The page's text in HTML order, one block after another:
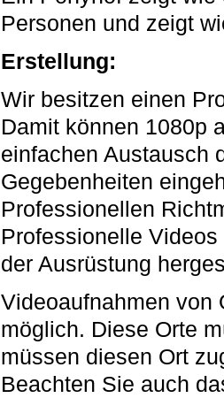
Personen und zeigt
Erstellung:
Wir besitzen einen
Damit können 1080p
einfachen Austausch
Gegebenheiten
Professionellen
Professionelle
der Ausrüstung
Videoaufnahmen von
möglich. Diese Orte
müssen diesen Ort
Beachten Sie auch